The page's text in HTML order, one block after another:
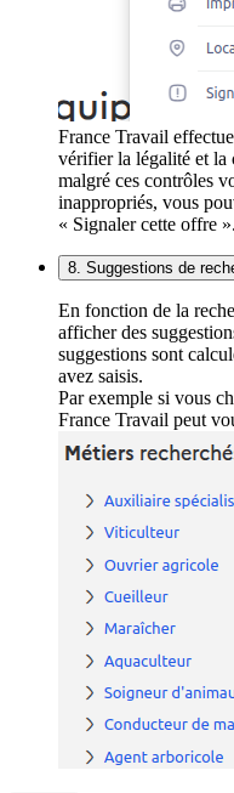
France Travail
vérifier la légalité et la
malgré ces contrôles
inappropriés, vous
« Signaler cette offre ».
8. Suggestions de
En fonction de la
afficher des
suggestions sont
avez saisis.
Par exemple si vous
France Travail peut